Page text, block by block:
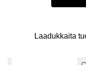
Laadukkaita